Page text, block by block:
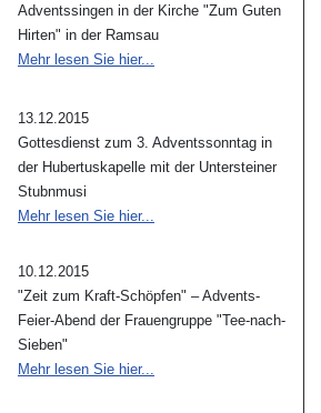
Adventssingen in der Kirche "Zum Guten
Hirten" in der Ramsau
Mehr lesen Sie hier...
13.12.2015
Gottesdienst zum 3. Adventssonntag in
der Hubertuskapelle mit der Untersteiner
Stubnmusi
Mehr lesen Sie hier...
10.12.2015
"Zeit zum Kraft-Schöpfen" – Advents-
Feier-Abend der Frauengruppe "Tee-nach-
Sieben"
Mehr lesen Sie hier...